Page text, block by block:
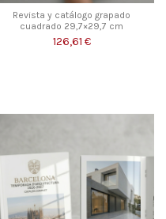
Revista y catálogo grapado
cuadrado 29,7×29,7 cm
126,61 €